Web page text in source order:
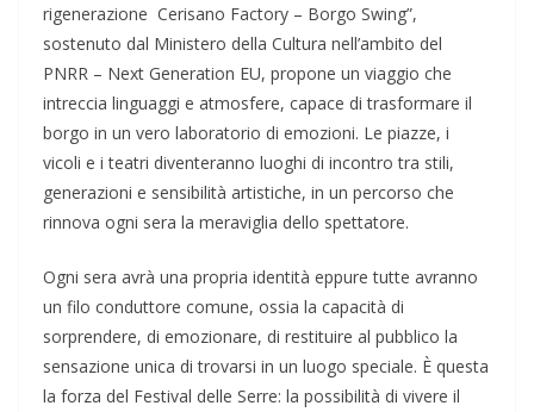
rigenerazione Cerisano Factory – Borgo Swing”,
sostenuto dal Ministero della Cultura nell’ambito del
PNRR – Next Generation EU, propone un viaggio che
intreccia linguaggi e atmosfere, capace di trasformare il
borgo in un vero laboratorio di emozioni. Le piazze, i
vicoli e i teatri diventeranno luoghi di incontro tra stili,
generazioni e sensibilità artistiche, in un percorso che
rinnova ogni sera la meraviglia dello spettatore.
Ogni sera avrà una propria identità eppure tutte avranno
un filo conduttore comune, ossia la capacità di
sorprendere, di emozionare, di restituire al pubblico la
sensazione unica di trovarsi in un luogo speciale. È questa
la forza del Festival delle Serre: la possibilità di vivere il